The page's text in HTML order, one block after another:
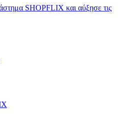
SHOPFLIX και αύξησε τις